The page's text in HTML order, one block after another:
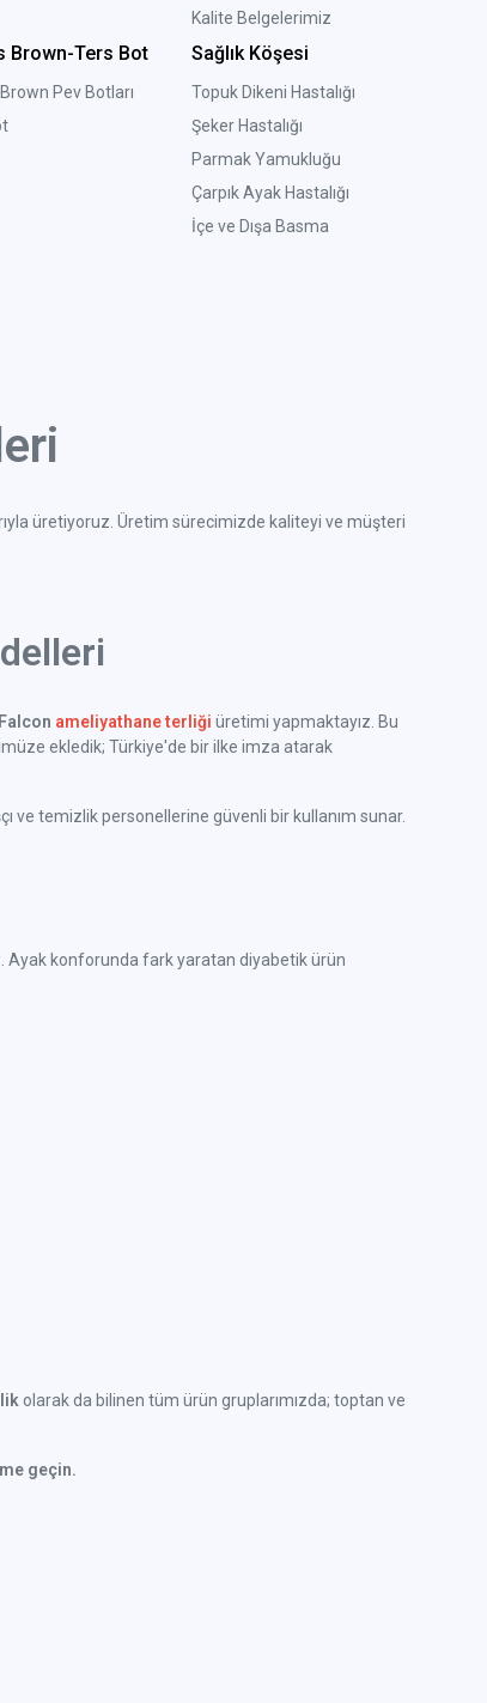
Kalite Belgelerimiz
Brown-Ters Bot
Pev Botları
Sağlık Köşesi
Topuk Dikeni Hastalığı
Şeker Hastalığı
Parmak Yamukluğu
Çarpık Ayak Hastalığı
İçe ve Dışa Basma
üretiyoruz. Üretim sürecimizde kaliteyi ve müşteri
Falcon ameliyathane terliği üretimi yapmaktayız. Bu
ekledik; Türkiye'de bir ilke imza atarak
ve temizlik personellerine güvenli bir kullanım sunar.
Ayak konforunda fark yaratan diyabetik ürün
olarak da bilinen tüm ürün gruplarımızda; toptan ve
geçin.